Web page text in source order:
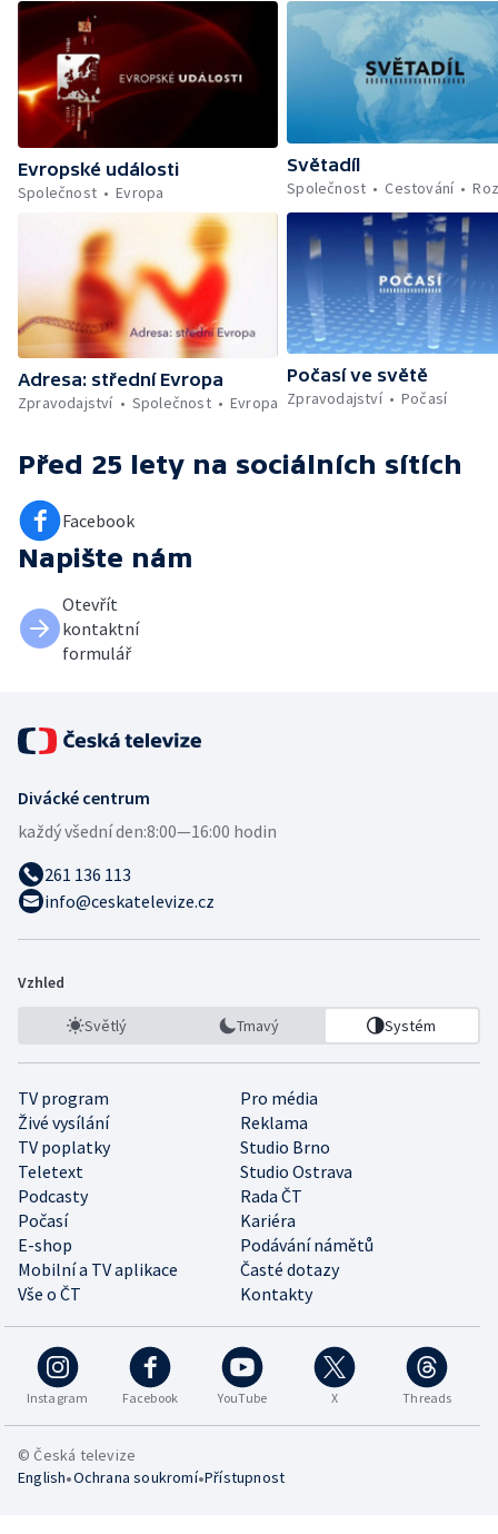
Evropské události
Společnost
Evropa
Světadíl
Společnost
Cestování
Adresa: střední Evropa
Zpravodajství
Společnost Evropa
Počasí ve světě
Zpravodajství
Počasí
Před 25 lety na sociálních sítích
Facebook
Napište nám
Otevřít
kontaktní
formulář
Divácké centrum
každý všední den:8:00—16:00 hodin
261 136 113
info@ceskatelevize.cz
Vzhled
Světlý Tmavý Systém
TV program
Pro média
Živé vysílání
Reklama
TV poplatky
Studio Brno
Teletext
Studio Ostrava
Podcasty
Rada ČT
Počasí
Kariéra
E-shop
Podávání námětů
Mobilní a TV aplikace
Časté dotazy
Vše o ČT
Kontakty
Instagram Facebook YouTube X Threads
© Česká televize
English•Ochrana soukromí•Přístupnost